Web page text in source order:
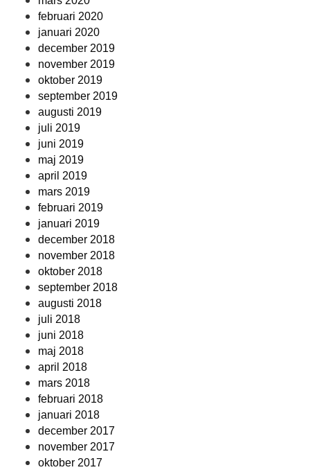
februari 2020
januari 2020
december 2019
november 2019
oktober 2019
september 2019
augusti 2019
juli 2019
juni 2019
maj 2019
april 2019
mars 2019
februari 2019
januari 2019
december 2018
november 2018
oktober 2018
september 2018
augusti 2018
juli 2018
juni 2018
maj 2018
april 2018
mars 2018
februari 2018
januari 2018
december 2017
november 2017
oktober 2017